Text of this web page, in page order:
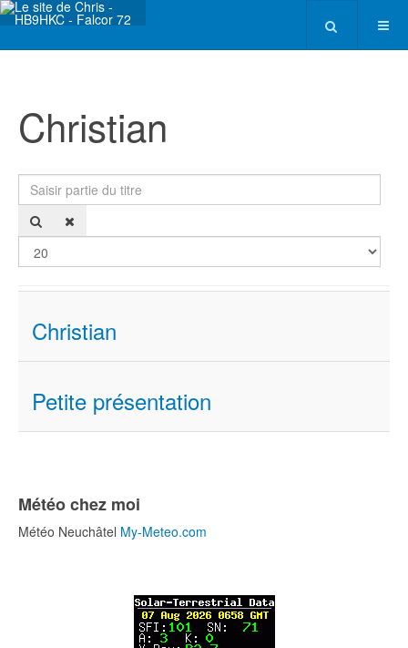
Christian
Saisir partie du titre
Christian
Petite présentation
Météo chez moi
Météo Neuchâtel My-Meteo.com